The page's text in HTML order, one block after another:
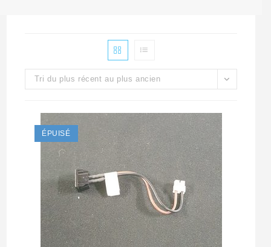
Tri du plus récent au plus ancien
ÉPUISÉ